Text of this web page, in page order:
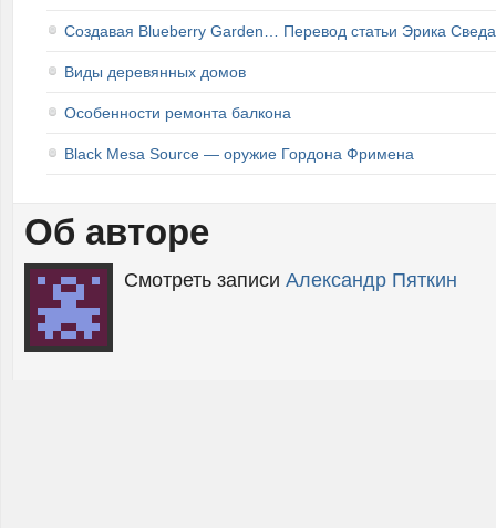
Создавая Blueberry Garden… Перевод статьи Эрика
Виды деревянных домов
Особенности ремонта балкона
Black Mesa Source — оружие Гордона Фримена
Об авторе
Смотреть записи Александр Пяткин